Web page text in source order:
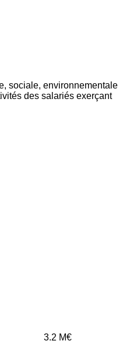
sociale, environnementale
des salariés exerçant
3.2 M€